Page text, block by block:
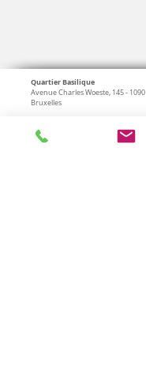
Quartier Basilique
Avenue Charles Woeste, 145 - 1090
Bruxelles
consultation du lundi au samedi